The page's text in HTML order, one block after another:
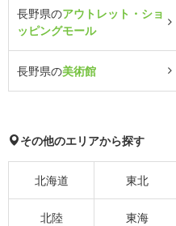
長野県のアウトレット・ショ
ッピングモール
長野県の美術館
その他のエリアから探す
北海道 東北
北陸 東海